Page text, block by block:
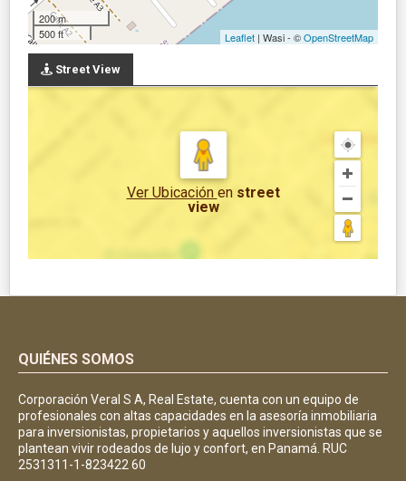
200 m
500 ft
Leaflet | Wasi - ©OpenStreetMap
Street View
Ver Ubicación en street
view
QUIÉNES SOMOS
Corporación Veral S A, Real Estate, cuenta con un equipo de
profesionales con altas capacidades en la asesoría inmobiliaria
para inversionistas, propietarios y aquellos inversionistas que se
plantean vivir rodeados de lujo y confort, en Panamá. RUC
2531311-1-823422 60